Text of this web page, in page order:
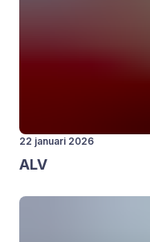
22 januari 2026
ALV